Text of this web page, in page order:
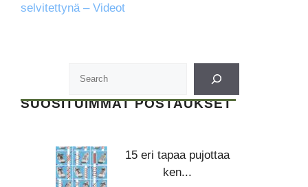
selvitettynä – Videot
SUOSITUIMMAT POSTAUKSET
15 eri tapaa pujottaa
ken...